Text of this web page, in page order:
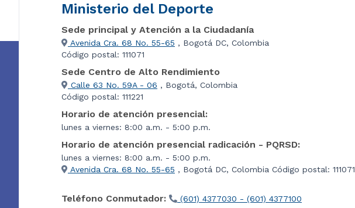
Ministerio del Deporte
Sede principal y Atención a la Ciudadanía
Avenida Cra. 68 No. 55-65 , Bogotá DC, Colombia
Código postal: 111071
Sede Centro de Alto Rendimiento
Calle 63 No. 59A - 06 , Bogotá, Colombia
Código postal: 111221
Horario de atención presencial:
lunes a viernes: 8:00 a.m. - 5:00 p.m.
Horario de atención presencial radicación - PQRSD:
lunes a viernes: 8:00 a.m. - 5:00 p.m.
Avenida Cra. 68 No. 55-65 , Bogotá DC, Colombia Código postal: 111071
Teléfono Conmutador: (601) 4377030 - (601) 4377100